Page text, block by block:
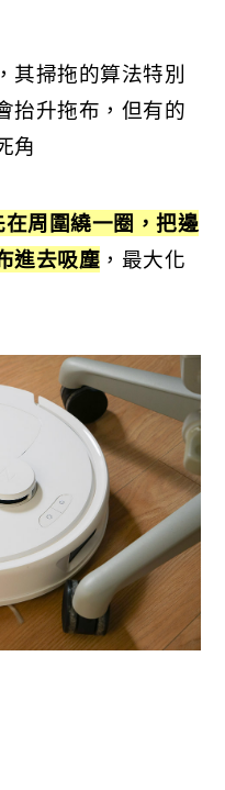
其掃拖的算法特別
抬升拖布，但有的
角
周圍繞一圈，把邊
進去吸塵 ，最大化